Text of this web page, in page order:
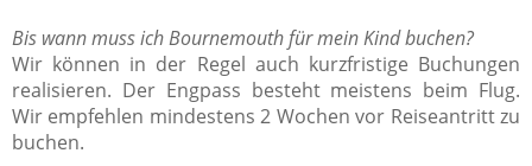
Bis wann muss ich Bournemouth für mein Kind buchen?
Wir können in der Regel auch kurzfristige Buchungen
realisieren. Der Engpass besteht meistens beim Flug.
Wir empfehlen mindestens 2 Wochen vor Reiseantritt zu
buchen.